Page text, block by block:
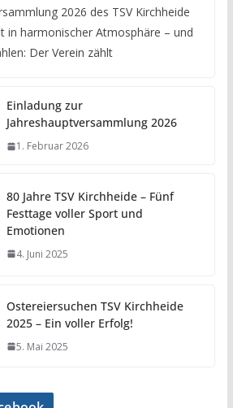
2026 des TSV Kirchheide
in harmonischer Atmosphäre – und
Der Verein zählt
Einladung zur
Jahreshauptversammlung 2026
1. Februar 2026
80 Jahre TSV Kirchheide – Fünf
Festtage voller Sport und
Emotionen
4. Juni 2025
Ostereiersuchen TSV Kirchheide
2025 – Ein voller Erfolg!
5. Mai 2025